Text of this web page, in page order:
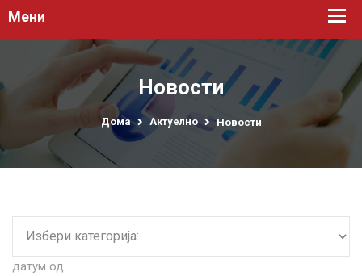
Мени
Новости
Дома Актуелно Новости
датум од